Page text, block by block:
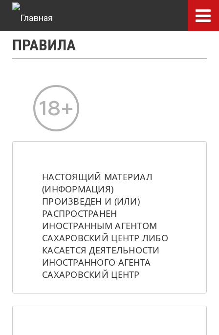
Перейти
основному
содержанию
ПРАВИЛА
НАСТОЯЩИЙ МАТЕРИАЛ
(ИНФОРМАЦИЯ)
ПРОИЗВЕДЕН И (ИЛИ)
РАСПРОСТРАНЕН
ИНОСТРАННЫМ АГЕНТОМ
САХАРОВСКИЙ ЦЕНТР ЛИБО
КАСАЕТСЯ ДЕЯТЕЛЬНОСТИ
ИНОСТРАННОГО АГЕНТА
САХАРОВСКИЙ ЦЕНТР